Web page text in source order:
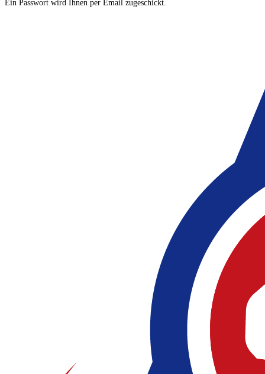
Ein Passwort wird Ihnen per Email zugeschickt.